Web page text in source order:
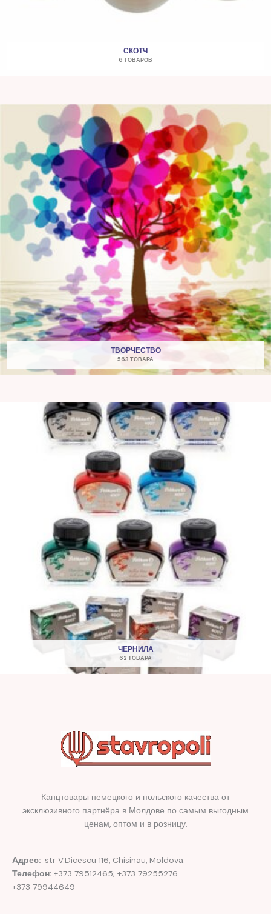
СКОТЧ
6 ТОВАРОВ
ТВОРЧЕСТВО
563 ТОВАРА
ЧЕРНИЛА
62 ТОВАРА
Канцтовары немецкого и польского качества от
эксклюзивного партнёра в Молдове по самым выгодным
ценам, оптом и в розницу.
Адрес: str V.Dicescu 116, Chisinau, Moldova.
Телефон: +373 79512465; +373 79255276
+373 79944649